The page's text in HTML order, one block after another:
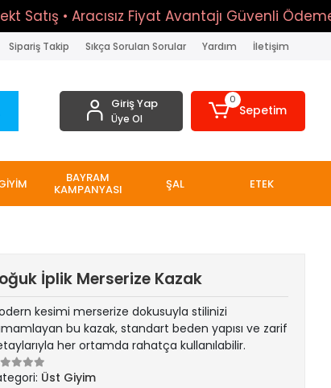
• Aracısız Fiyat Avantajı Güvenli Ödeme •
Sipariş Takip Sıkça Sorulan Sorular Yardım İletişim
Giriş Yap
Üye Ol
0
Sepetim
BAYRAM
KAMPANYASI ŞAL ETEK
İplik Merserize Kazak
kesimi merserize dokusuyla stilinizi
bu kazak, standart beden yapısı ve zarif
her ortamda rahatça kullanılabilir.
Üst Giyim